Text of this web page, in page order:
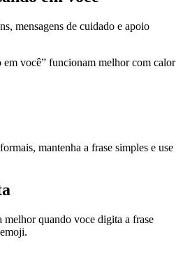
mensagens de cuidado e apoio
em você” funcionam melhor com calor
mantenha a frase simples e use
quando voce digita a frase